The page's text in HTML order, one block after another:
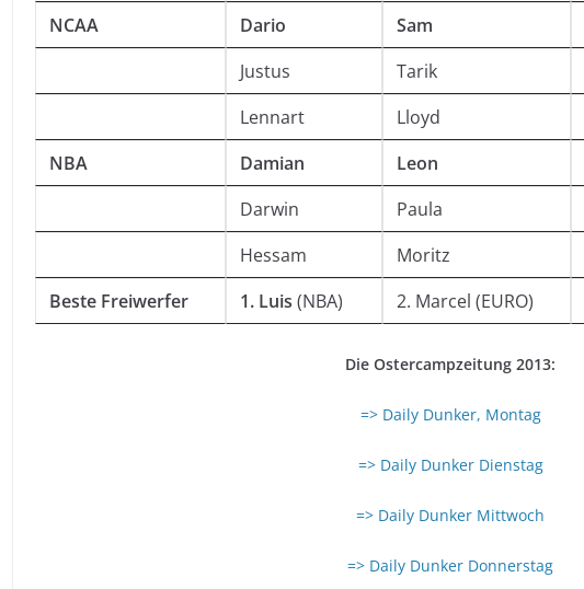
NCAA
Dario Sam
Justus
Tarik
Lennart
Lloyd
NBA
Damian Leon
Darwin
Paula
Hessam
Moritz
Beste Freiwerfer
1. Luis (NBA) 2. Marcel (EURO)
Die Ostercampzeitung 2013:
=> Daily Dunker, Montag
=> Daily Dunker Dienstag
=> Daily Dunker Mittwoch
=> Daily Dunker Donnerstag